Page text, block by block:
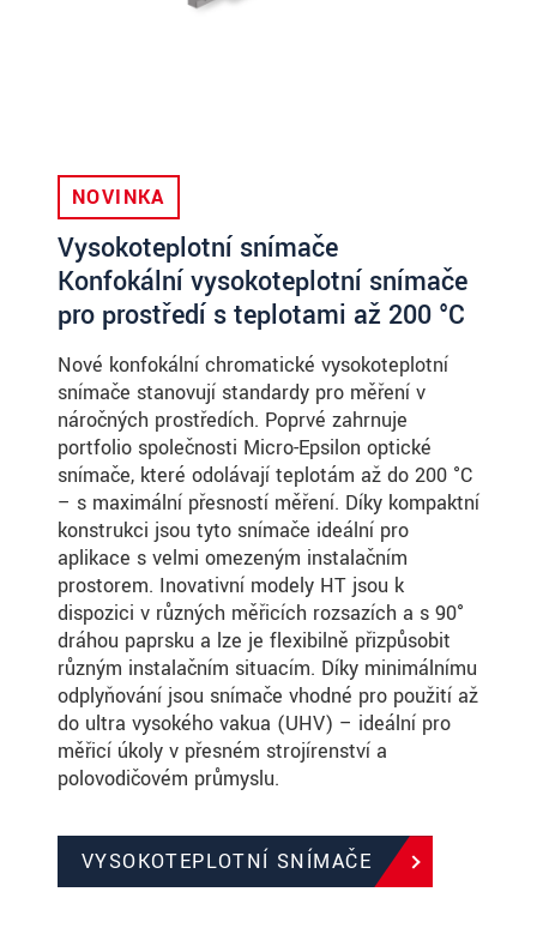
NOVINKA
Vysokoteplotní snímače
Konfokální vysokoteplotní snímače
pro prostředí s teplotami až 200 °C
Nové konfokální chromatické vysokoteplotní
snímače stanovují standardy pro měření v
náročných prostředích. Poprvé zahrnuje
portfolio společnosti Micro-Epsilon optické
snímače, které odolávají teplotám až do 200 °C
– s maximální přesností měření. Díky kompaktní
konstrukci jsou tyto snímače ideální pro
aplikace s velmi omezeným instalačním
prostorem. Inovativní modely HT jsou k
dispozici v různých měřicích rozsazích a s 90°
dráhou paprsku a lze je flexibilně přizpůsobit
různým instalačním situacím. Díky minimálnímu
odplyňování jsou snímače vhodné pro použití až
do ultra vysokého vakua (UHV) – ideální pro
měřicí úkoly v přesném strojírenství a
polovodičovém průmyslu.
VYSOKOTEPLOTNÍ SNÍMAČE